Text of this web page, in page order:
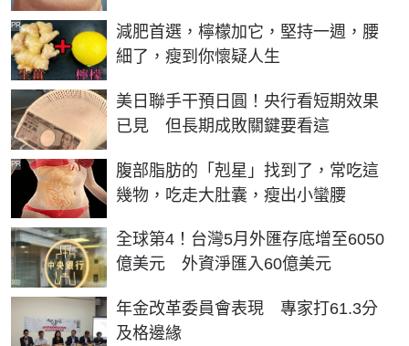
減肥首選，檸檬加它，堅持一週，腰
細了，瘦到你懷疑人生
PR
美日聯手干預日圓！央行看短期效果
已見 但長期成敗關鍵要看這
腹部脂肪的「剋星」找到了，常吃這
幾物，吃走大肚囊，瘦出小蠻腰
PR
全球第4！台灣5月外匯存底增至6050
億美元 外資淨匯入60億美元
年金改革委員會表現 專家打61.3分
及格邊緣